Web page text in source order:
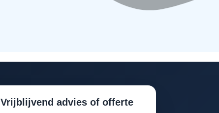
Vrijblijvend advies of offerte